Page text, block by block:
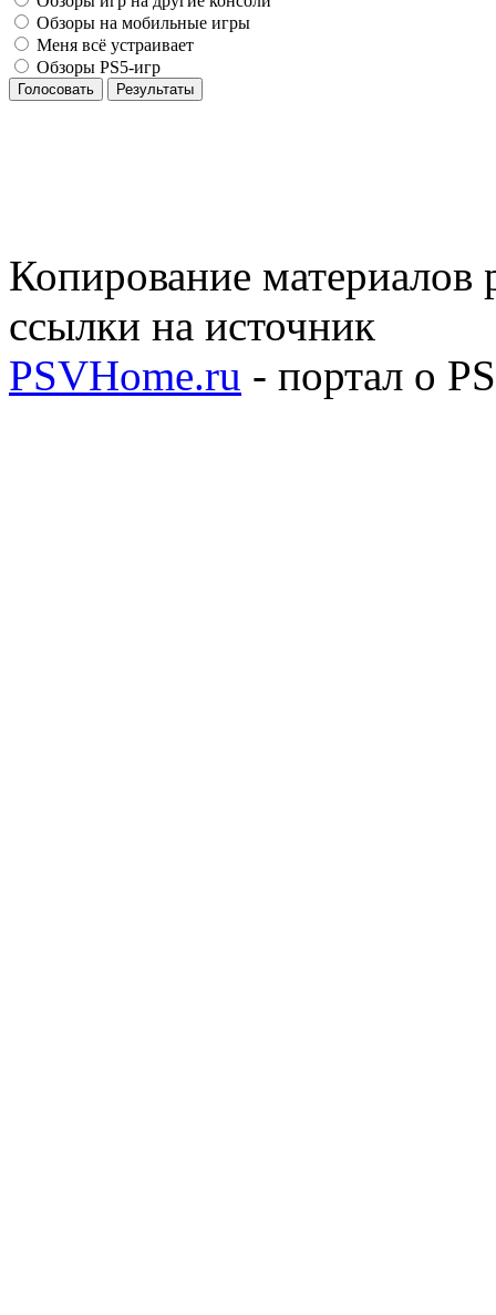
Обзоры на мобильные игры
Меня всё устраивает
Обзоры PS5-игр
Голосовать Результаты
Копирование материалов
ссылки на источник
PSVHome.ru - портал о